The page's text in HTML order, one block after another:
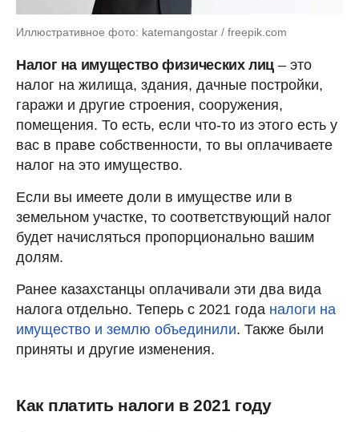
Иллюстративное фото: katemangostar / freepik.com
Налог на имущество физических лиц – это
налог на жилища, здания, дачные постройки,
гаражи и другие строения, сооружения,
помещения. То есть, если что-то из этого есть у
вас в праве собственности, то вы оплачиваете
налог на это имущество.
Если вы имеете доли в имуществе или в
земельном участке, то соответствующий налог
будет начисляться пропорционально вашим
долям.
Ранее казахстанцы оплачивали эти два вида
налога отдельно. Теперь с 2021 года налоги на
имущество и землю объединили. Также были
приняты и другие изменения.
Как платить налоги в 2021 году